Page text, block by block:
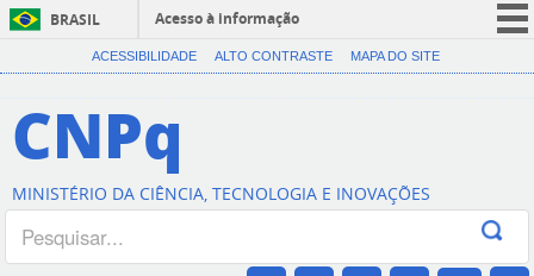
BRASIL
Acesso à informação
CORONAVÍRUS (COVID-19)
Canais
ACESSIBILIDADE ALTO CONTRASTE MAPA DO SITE
CNPq
MINISTÉRIO DA CIÊNCIA, TECNOLOGIA E INOVAÇÕES